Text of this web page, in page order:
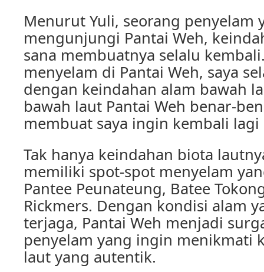
Menurut Yuli, seorang penyelam
mengunjungi Pantai Weh,
sana membuatnya selalu
menyelam di Pantai Weh, saya
dengan keindahan alam bawah
bawah laut Pantai Weh benar-
membuat saya ingin kembali lagi
Tak hanya keindahan biota
memiliki spot-spot menyelam
Pantee Peunateung, Batee
Rickmers. Dengan kondisi alam
terjaga, Pantai Weh menjadi
penyelam yang ingin menikmati
laut yang autentik.